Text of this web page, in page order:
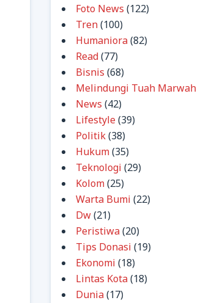
Foto News (122)
Tren(100)
Humaniora(82)
Read(77)
Bisnis (68)
Melindungi Tuah Marwah
News (42)
Lifestyle(39)
Politik(38)
Hukum(35)
Teknologi (29)
Kolom(25)
Warta Bumi (22)
Dw(21)
Peristiwa(20)
Tips Donasi (19)
Ekonomi (18)
Lintas Kota(18)
Dunia(17)